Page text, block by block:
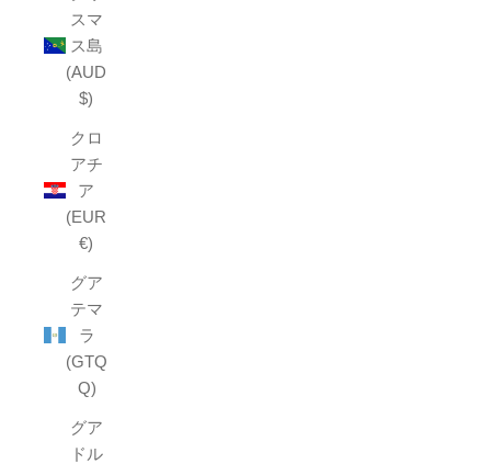
スマ
ス島
(AUD
$)
クロ
アチ
ア
(EUR
€)
グア
テマ
ラ
(GTQ
Q)
グア
ドル